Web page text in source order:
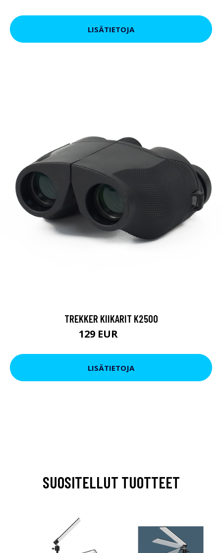
LISÄTIETOJA
TREKKER KIIKARIT K2500
129 EUR
LISÄTIETOJA
SUOSITELLUT TUOTTEET